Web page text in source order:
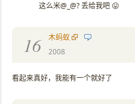
这么米@_@? 丢给我吧 😛
16
木蚂蚁
2008
看起来真好，我能有一个就好了